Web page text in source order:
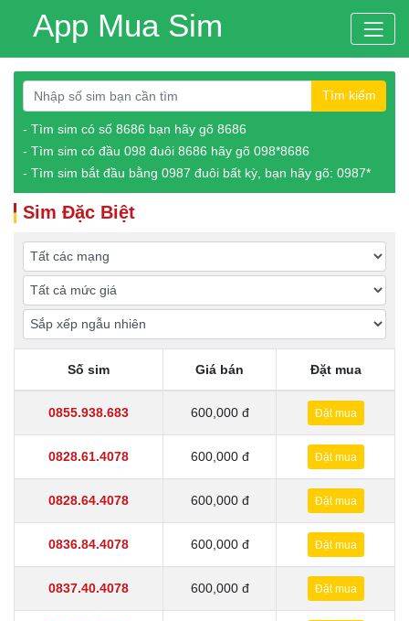
App Mua Sim
Tìm kiếm
- Tìm sim có số 8686 bạn hãy gõ 8686
- Tìm sim có đầu 098 đuôi 8686 hãy gõ 098*8686
- Tìm sim bắt đầu bằng 0987 đuôi bất kỳ, bạn hãy gõ: 0987*
Sim Đặc Biệt
Số sim Giá bán Đặt mua
0855.938.683 600,000 đ Đặt mua
0828.61.4078 600,000 đ Đặt mua
0828.64.4078 600,000 đ Đặt mua
0836.84.4078 600,000 đ Đặt mua
0837.40.4078 600,000 đ Đặt mua